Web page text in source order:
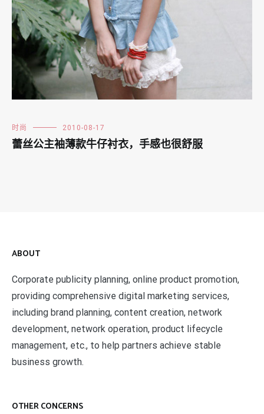
时尚 2010-08-17
蕾丝公主袖薄款牛仔衬衣，手感也很舒服
ABOUT
Corporate publicity planning, online product promotion,
providing comprehensive digital marketing services,
including brand planning, content creation, network
development, network operation, product lifecycle
management, etc., to help partners achieve stable
business growth.
OTHER CONCERNS